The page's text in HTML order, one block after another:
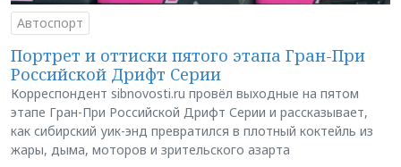
Автоспорт
Портрет и оттиски пятого этапа Гран-При
Российской Дрифт Серии
Корреспондент sibnovosti.ru провёл выходные на пятом
этапе Гран-При Российской Дрифт Серии и рассказывает,
как сибирский уик-энд превратился в плотный коктейль из
жары, дыма, моторов и зрительского азарта